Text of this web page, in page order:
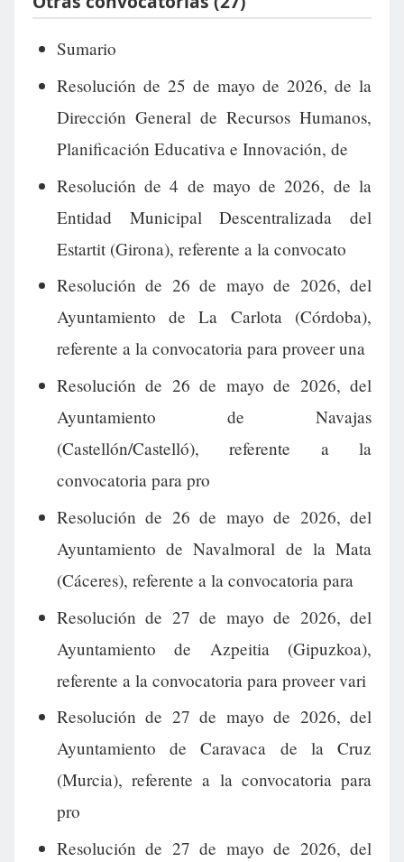
Sumario
Resolución de 25 de mayo de 2026, de la
Dirección General de Recursos Humanos,
Planificación Educativa e Innovación, de
Resolución de 4 de mayo de 2026, de la
Entidad Municipal Descentralizada del
Estartit (Girona), referente a la convocato
Resolución de 26 de mayo de 2026, del
Ayuntamiento de La Carlota (Córdoba),
referente a la convocatoria para proveer una
Resolución de 26 de mayo de 2026, del
Ayuntamiento de Navajas
(Castellón/Castelló), referente a la
convocatoria para pro
Resolución de 26 de mayo de 2026, del
Ayuntamiento de Navalmoral de la Mata
(Cáceres), referente a la convocatoria para
Resolución de 27 de mayo de 2026, del
Ayuntamiento de Azpeitia (Gipuzkoa),
referente a la convocatoria para proveer vari
Resolución de 27 de mayo de 2026, del
Ayuntamiento de Caravaca de la Cruz
(Murcia), referente a la convocatoria para
pro
Resolución de 27 de mayo de 2026, del